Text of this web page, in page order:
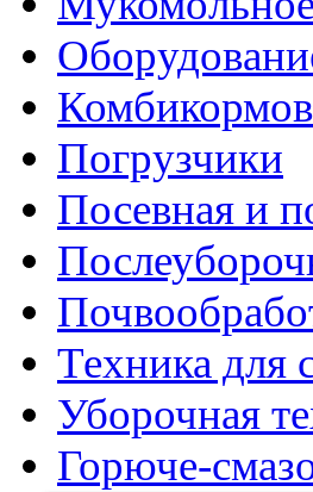
Погрузчики
Посевная и
Техника для
Уборочная
Горюче-